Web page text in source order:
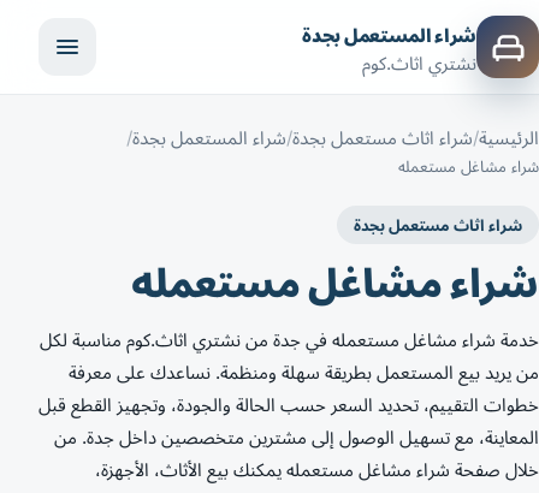
شراء المستعمل بجدة
نشتري اثاث.كوم
الرئيسية شراء اثاث مستعمل بجدة شراء المستعمل بجدة
شراء مشاغل مستعمله
شراء اثاث مستعمل بجدة
شراء مشاغل مستعمله
خدمة شراء مشاغل مستعمله في جدة من نشتري اثاث.كوم مناسبة لكل
من يريد بيع المستعمل بطريقة سهلة ومنظمة. نساعدك على معرفة
خطوات التقييم، تحديد السعر حسب الحالة والجودة، وتجهيز القطع قبل
المعاينة، مع تسهيل الوصول إلى مشترين متخصصين داخل جدة. من
خلال صفحة شراء مشاغل مستعمله يمكنك بيع الأثاث، الأجهزة،